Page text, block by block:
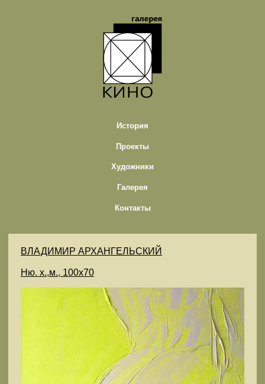
История
Проекты
Художники
Галерея
Контакты
ВЛАДИМИР АРХАНГЕЛЬСКИЙ
Ню. х.,м., 100х70